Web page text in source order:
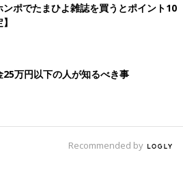
ンポでたまひよ雑誌を買うとポイント10
25万円以下の人が知るべき事
Recommended by